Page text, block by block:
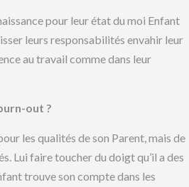
pour leur état du moi Enfant
leurs responsabilités envahir leur
au travail comme dans leur
out ?
les qualités de son Parent, mais de
Lui faire toucher du doigt qu’il a des
trouve son compte dans les